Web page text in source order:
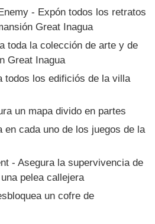
- Expón todos los retratos
Great Inagua
toda la colección de arte y de
Great Inagua
todos los edificiós de la villa
un mapa divido en partes
en cada uno de los juegos de la
- Asegura la supervivencia de
pelea callejera
un cofre de